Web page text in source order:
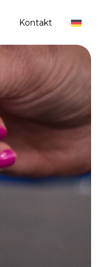
Kontakt